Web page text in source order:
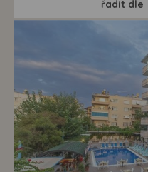
řadit dle